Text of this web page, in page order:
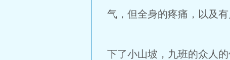
气，但全身的疼痛，以及
下了小山坡，九班的众人